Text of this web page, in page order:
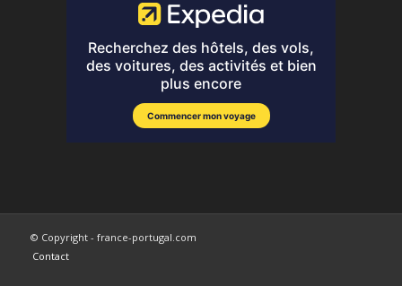
© Copyright - france-portugal.com
Contact